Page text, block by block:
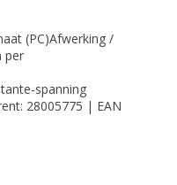
(PC)Afwerking /
per
spanning
28005775 | EAN